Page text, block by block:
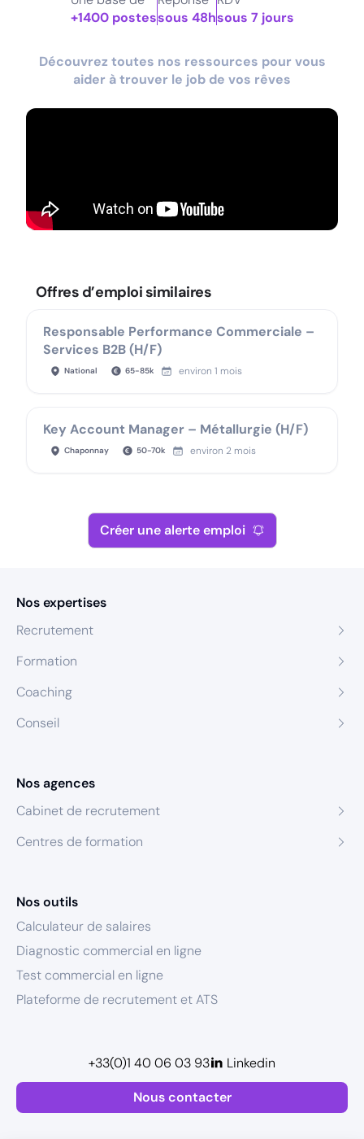
+1400 postessous 48hsous 7 jours
Découvrez toutes nos ressources pour vous
aider à trouver le job de vos rêves
Offres d’emploi similaires
Responsable Performance Commerciale –
Services B2B (H/F)
National 65-85k environ 1 mois
Key Account Manager – Métallurgie (H/F)
Chaponnay 50-70k environ 2 mois
Créer une alerte emploi
Nos expertises
Recrutement
Formation
Coaching
Conseil
Nos agences
Cabinet de recrutement
Centres de formation
Nos outils
Calculateur de salaires
Diagnostic commercial en ligne
Test commercial en ligne
Plateforme de recrutement et ATS
Nous contacter
+33(0)1 40 06 03 93 Linkedin